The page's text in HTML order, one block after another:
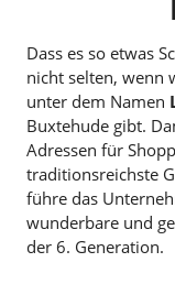
Dass es so etwas
nicht selten, wenn
unter dem Namen
Buxtehude gibt.
Adressen für
traditionsreichste
führe das
wunderbare und
der 6. Generation.